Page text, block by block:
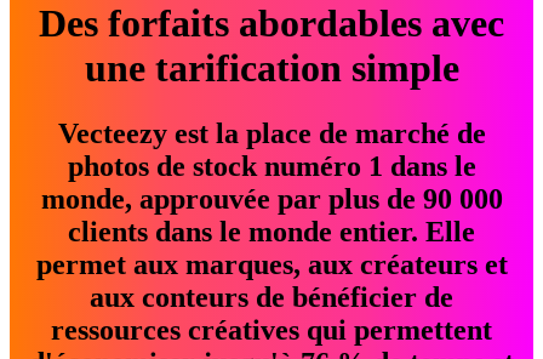
Des forfaits abordables avec
une tarification simple
Vecteezy est la place de marché de
photos de stock numéro 1 dans le
monde, approuvée par plus de 90 000
clients dans le monde entier. Elle
permet aux marques, aux créateurs et
aux conteurs de bénéficier de
ressources créatives qui permettent